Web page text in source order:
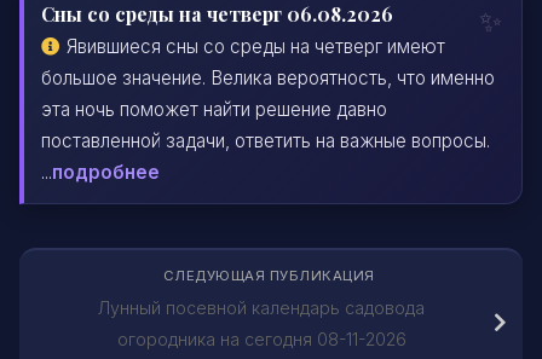
Сны со среды на четверг 06.08.2026
Явившиеся сны со среды на четверг имеют
большое значение. Велика вероятность, что именно
эта ночь поможет найти решение давно
поставленной задачи, ответить на важные вопросы.
...подробнее
СЛЕДУЮЩАЯ ПУБЛИКАЦИЯ
Лунный посевной календарь садовода
огородника на сегодня 08-11-2026